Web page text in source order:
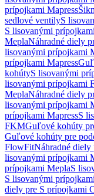
prípojkami Mapress
sedlové ventilyS
S lisovanými
MeplaNáhradné diely
lisovanými prípojkami
prípojkami Mapress
kohútyS lisovanými
lisovanými prípojkami
MeplaNáhradné diely
lisovanými prípojkami
prípojkami MapressS
FKMGuľové kohúty
Guľové kohúty pre
FlowFitNáhradné
lisovanými prípojkami
prípojkami MeplaS
S lisovanými
diely pre S prípojkami